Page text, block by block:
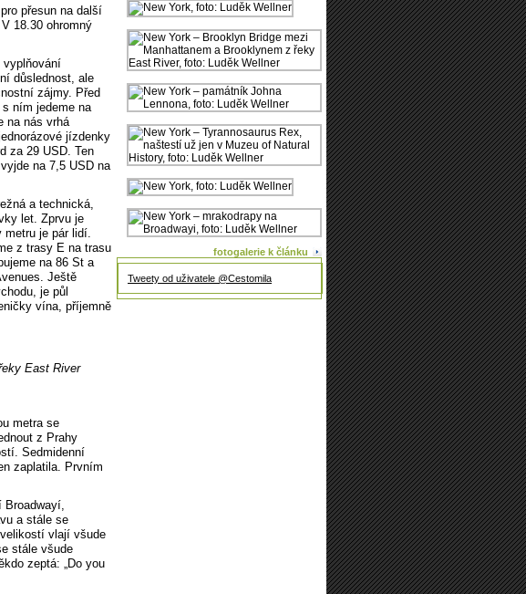
přesun na další
18.30 ohromný
vyplňování
důslednost, ale
zájmy. Před
ním jedeme na
na nás vrhá
jízdenky
za 29 USD. Ten
na 7,5 USD na
a technická,
let. Zprvu je
metru je pár lidí.
z trasy E na trasu
na 86 St a
Ještě
je půl
vína, příjemně
East River
metra se
z Prahy
Sedmidenní
zaplatila. Prvním
Broadwayí,
a stále se
vlají všude
stále všude
zeptá: „Do you
fotogalerie k článku
Tweety od uživatele @Cestomila